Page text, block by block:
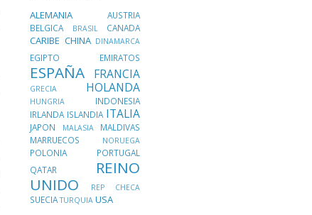
ALEMANIA AUSTRIA
BELGICA
BRASIL CANADA
CARIBE CHINA DINAMARCA
EGIPTO EMIRATOS
ESPAÑA FRANCIA
GRECIA HOLANDA
HUNGRIA INDONESIA
IRLANDA ISLANDIA ITALIA
JAPON MALASIA MALDIVAS
MARRUECOS
NORUEGA
POLONIA PORTUGAL
QATAR
REINO
UNIDO
REP CHECA
SUECIATURQUIA USA